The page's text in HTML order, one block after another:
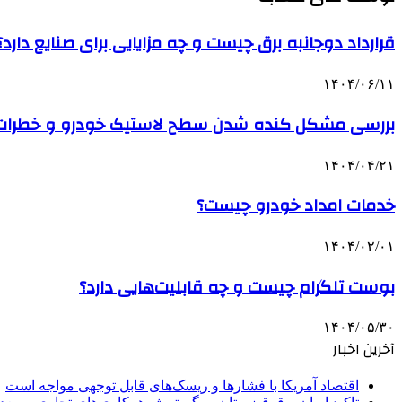
قرارداد دوجانبه برق چیست و چه مزایایی برای صنایع دارد؟ |
۱۴۰۴/۰۶/۱۱
بررسی مشکل کنده شدن سطح لاستیک خودرو و
۱۴۰۴/۰۴/۲۱
خدمات امداد خودرو چیست؟
۱۴۰۴/۰۲/۰۱
بوست تلگرام چیست و چه قابلیت‌هایی دارد؟
۱۴۰۴/۰۵/۳۰
آخرین اخبار
اقتصاد آمریکا با فشارها و ریسک‌های قابل توجهی مواجه است